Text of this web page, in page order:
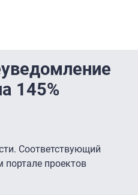
145%
Соответствующий
проектов